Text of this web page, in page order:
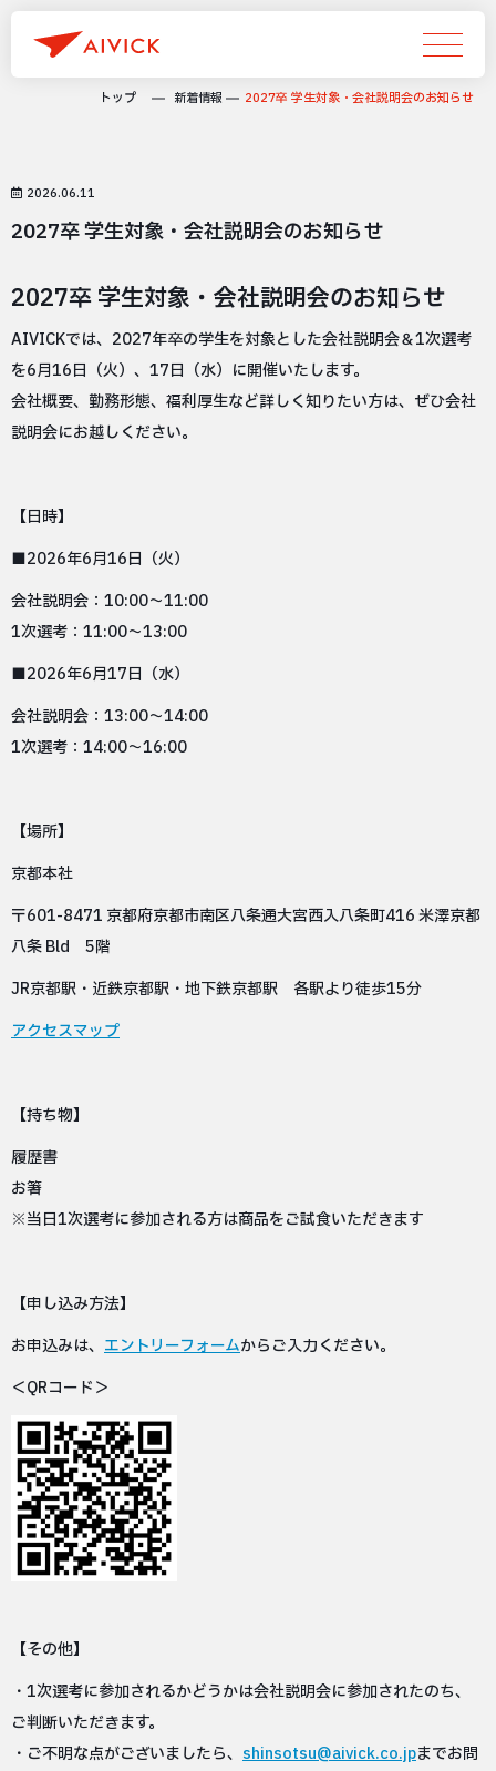
トップ 新着情報 2027卒 学生対象・会社説明会のお知らせ
2026.06.11
2027卒 学生対象・会社説明会のお知らせ
2027卒 学生対象・会社説明会のお知らせ
AIVICKでは、2027年卒の学生を対象とした会社説明会＆1次選考
を6月16日（火）、17日（水）に開催いたします。
会社概要、勤務形態、福利厚生など詳しく知りたい方は、ぜひ会社
説明会にお越しください。
【日時】
■2026年6月16日（火）
会社説明会：10:00～11:00
1次選考：11:00～13:00
■2026年6月17日（水）
会社説明会：13:00～14:00
1次選考：14:00～16:00
【場所】
京都本社
〒601-8471 京都府京都市南区八条通大宮西入八条町416 米澤京都
八条 Bld 5階
JR京都駅・近鉄京都駅・地下鉄京都駅 各駅より徒歩15分
アクセスマップ
【持ち物】
履歴書
お箸
※当日1次選考に参加される方は商品をご試食いただきます
【申し込み方法】
お申込みは、 エントリーフォームからご入力ください。
＜QRコード＞
【その他】
・1次選考に参加されるかどうかは会社説明会に参加されたのち、
ご判断いただきます。
・ご不明な点がございましたら、 shinsotsu@aivick.co.jpまでお問